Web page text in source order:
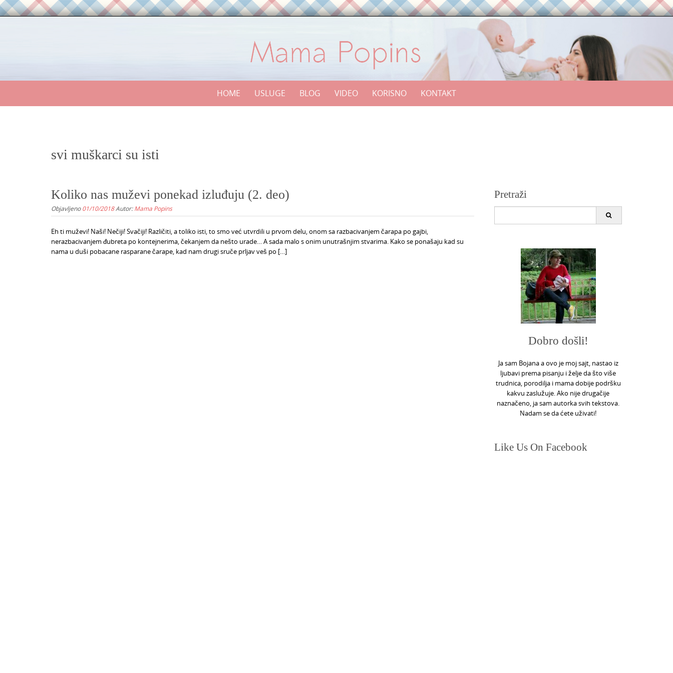
HOME USLUGE BLOG VIDEO KORISNO KONTAKT
svi muškarci su isti
Koliko nas muževi ponekad izluđuju (2. deo)
Objavljeno01/10/2018Autor:Mama Popins
Eh ti muževi! Naši! Nečiji! Svačiji! Različiti, a toliko isti, to smo već utvrdili u prvom delu, onom sa razbacivanjem čarapa po gajbi,
nerazbacivanjem đubreta po kontejnerima, čekanjem da nešto urade… A sada malo s onim unutrašnjim stvarima. Kako se ponašaju kad su
nama u duši pobacane rasparane čarape, kad nam drugi sruče prljav veš po […]
Pretraži
Dobro došli!
Ja sam Bojana a ovo je moj sajt, nastao iz
ljubavi prema pisanju i želje da što više
trudnica, porodilja i mama dobije podršku
kakvu zaslužuje. Ako nije drugačije
naznačeno, ja sam autorka svih tekstova.
Nadam se da ćete uživati!
Like Us On Facebook